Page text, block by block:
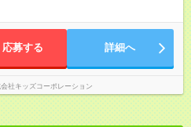
方 ＊休憩は法定通り（6時間を超える
願いする場合があります
応募する 詳細へ
社キッズコーポレーション